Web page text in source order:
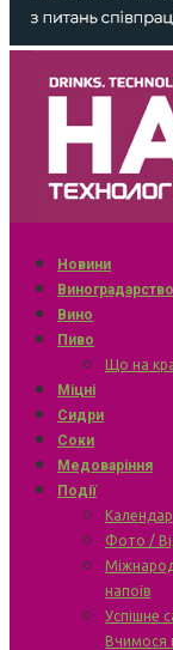
Новини
Виноградарство
Вино
Пиво
Що на
Міцні
Сидри
Соки
Медоваріння
Події
Календар
Фото /
напоїв
Успішне
Вчимося